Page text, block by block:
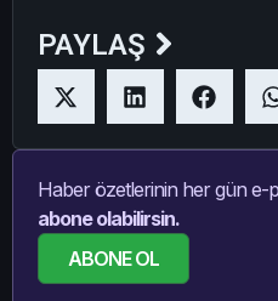
PAYLAŞ
Haber özetlerinin her gün e-
abone olabilirsin.
ABONE OL